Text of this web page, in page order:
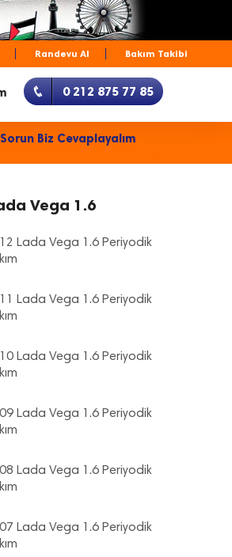
Randevu Al Bakım Takibi
0 212 875 77 85
Biz Cevaplayalım
Vega 1.6
Lada Vega 1.6 Periyodik
Lada Vega 1.6 Periyodik
Lada Vega 1.6 Periyodik
Lada Vega 1.6 Periyodik
Lada Vega 1.6 Periyodik
Lada Vega 1.6 Periyodik